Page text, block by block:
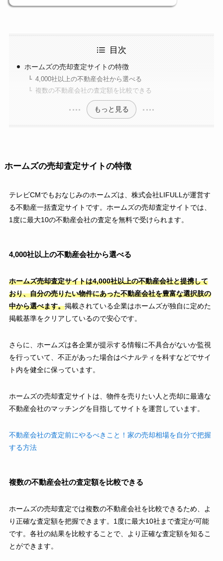
目次
ホームズの売却査定サイトの特徴
4,000社以上の不動産会社から選べる
複数の不動産会社の査定額を比較できる
もっと見る
ホームズの売却査定サイトの特徴
テレビCMでもおなじみのホームズは、株式会社LIFULLが運営す
る不動産一括査定サイトです。ホームズの売却査定サイトでは、
1度に最大10の不動産会社の査定を無料で受けられます。
4,000社以上の不動産会社から選べる
ホームズ売却査定サイトは4,000社以上の不動産会社と提携して
おり、自分の売りたい物件にあった不動産会社を豊富な選択肢の
中から選べます。掲載されている企業はホームズが独自に定めた
掲載基準をクリアしているので安心です。
さらに、ホームズは各企業が提示する情報に不具合がないか監視
を行っていて、不正があった場合はペナルティを科すなどでサイ
ト内を健全に保っています。
ホームズの売却査定サイトは、物件を売りたい人と売却に最適な
不動産会社のマッチングを目指してサイトを運営しています。
不動産会社の査定前にやるべきこと！家の売却相場を自分で把握
する方法
複数の不動産会社の査定額を比較できる
ホームズの売却査定では複数の不動産会社を比較できるため、よ
り正確な査定額を把握できます。1度に最大10社まで査定が可能
です。各社の結果を比較することで、より正確な査定額を知るこ
とができます。